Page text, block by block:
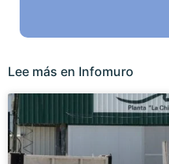
Lee más en Infomuro